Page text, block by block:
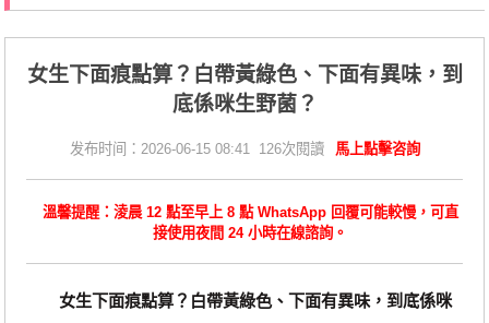
女生下面痕點算？白帶黃綠色、下面有異味，到
底係咪生野菌？
发布时间：2026-06-15 08:41 126次閱讀 馬上點擊咨詢
溫馨提醒：淩晨 12 點至早上 8 點 WhatsApp 回覆可能較慢，可直
接使用夜間 24 小時在線諮詢。
女生下面痕點算？白帶黃綠色、下面有異味，到底係咪